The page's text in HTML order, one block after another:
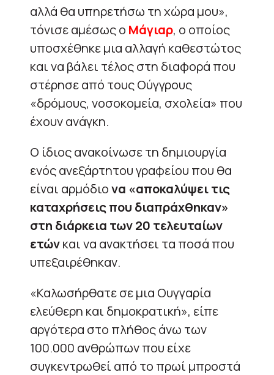
αλλά θα υπηρετήσω τη χώρα μου»,
τόνισε αμέσως ο Μάγιαρ, ο οποίος
υποσχέθηκε μια αλλαγή καθεστώτος
και να βάλει τέλος στη διαφορά που
στέρησε από τους Ούγγρους
«δρόμους, νοσοκομεία, σχολεία» που
έχουν ανάγκη.
Ο ίδιος ανακοίνωσε τη δημιουργία
ενός ανεξάρτητου γραφείου που θα
είναι αρμόδιονα «αποκαλύψει τις
καταχρήσεις που διαπράχθηκαν»
στη διάρκεια των 20 τελευταίων
ετώνκαι να ανακτήσει τα ποσά που
υπεξαιρέθηκαν.
«Καλωσήρθατε σε μια Ουγγαρία
ελεύθερη και δημοκρατική», είπε
αργότερα στο πλήθος άνω των
100.000 ανθρώπων που είχε
συγκεντρωθεί από το πρωί μπροστά